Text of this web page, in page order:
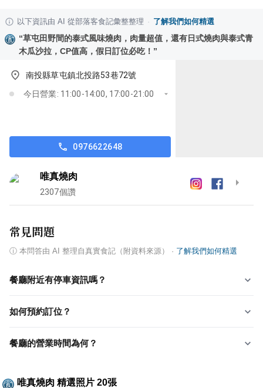
以下資訊由 AI 從部落客食記彙整整理 · 了解我們如何精選
“草屯田野間的泰式風味燒肉，肉量超值，還有日式燒肉與泰式青
木瓜沙拉，CP值高，假日訂位必吃！ ”
南投縣草屯鎮北投路53巷72號
今日營業: 11:00-14:00, 17:00-21:00
0976622648
唯真燒肉
2307個讚
常見問題
ⓘ 本問答由 AI 整理自真實食記（附資料來源） · 了解我們如何精選
餐廳附近有停車資訊嗎？
如何預約訂位？
餐廳的營業時間為何？
唯真燒肉 精選照片 20張